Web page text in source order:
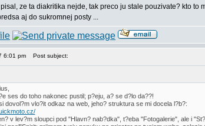
ze ta diakritika nejde, tak preco ju stale pouzivate? kto to
aj do sukromnej posty ...
6:01 pm Post subject:
ses do toho nakonec pustil; p?eju, a? se d?lo da??!
dovol?m vlo?it odkaz na web, jeho? struktura se mi docela l?b?:
v lev?m sloupci pod "Hlavn? nab?dka", t?eba "Fotogalerie", ale i